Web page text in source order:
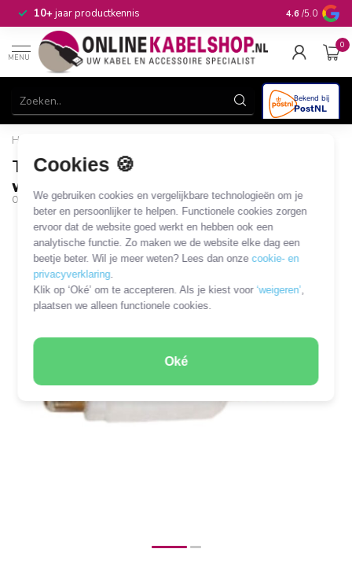
Cookies 🍪
We gebruiken cookies en vergelijkbare technologieën om je
beter en persoonlijker te helpen. Functionele cookies zorgen
ervoor dat de website goed werkt en hebben ook een
analytische functie. Zo maken we de website elke dag een
beetje beter. Wil je meer weten? Lees dan onzecookie- en
privacyverklaring.
Klik op ‘Oké’ om te accepteren. Als je kiest voor ‘weigeren’,
plaatsen we alleen functionele cookies.
Oké
10+jaar productkennis 4.6 /5.0
MENU
0
Home
Tulp (v) audio/video connector - plastic /
wit
OKS-01356